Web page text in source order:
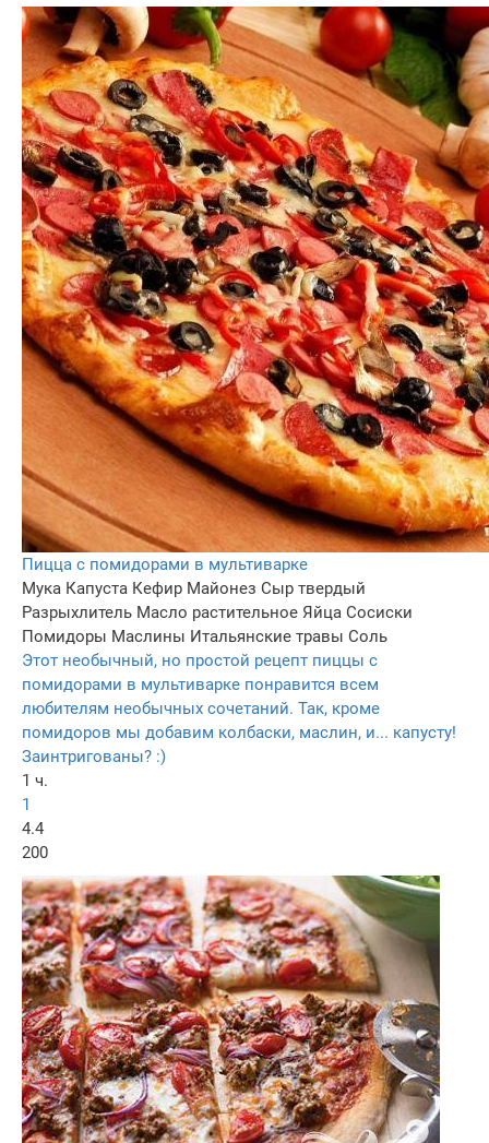
Пицца с помидорами в мультиварке
Мука Капуста Кефир Майонез Сыр твердый
Разрыхлитель Масло растительное Яйца Сосиски
Помидоры Маслины Итальянские травы Соль
Этот необычный, но простой рецепт пиццы с
помидорами в мультиварке понравится всем
любителям необычных сочетаний. Так, кроме
помидоров мы добавим колбаски, маслин, и... капусту!
Заинтригованы? :)
1 ч.
1
4.4
200